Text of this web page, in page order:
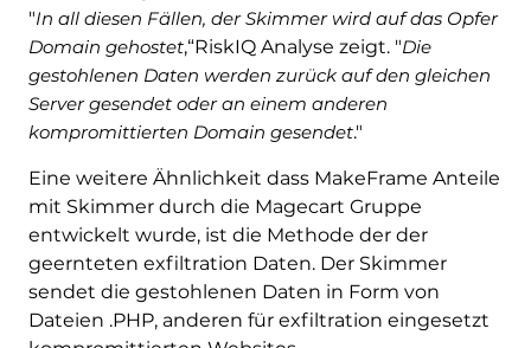
"In all diesen Fällen, der Skimmer wird auf das Opfer
Domain gehostet,“RiskIQ Analyse zeigt. "Die
gestohlenen Daten werden zurück auf den gleichen
Server gesendet oder an einem anderen
kompromittierten Domain gesendet."
Eine weitere Ähnlichkeit dass MakeFrame Anteile
mit Skimmer durch die Magecart Gruppe
entwickelt wurde, ist die Methode der der
geernteten exfiltration Daten. Der Skimmer
sendet die gestohlenen Daten in Form von
Dateien .PHP, anderen für exfiltration eingesetzt